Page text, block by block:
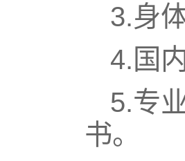
3.身
4.国
5.专
书。